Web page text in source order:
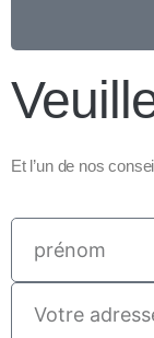
Et l’un de nos